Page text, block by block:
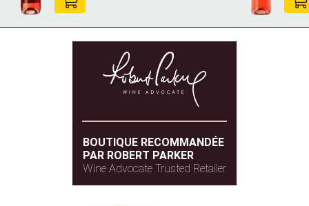
BOUTIQUE RECOMMANDÉE
PAR ROBERT PARKER
Wine Advocate Trusted Retailer